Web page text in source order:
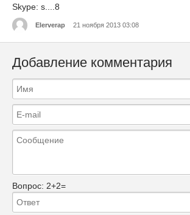
Skype: s....8
Elerverap 21 ноября 2013 03:08
Добавление комментария
Вопрос: 2+2=